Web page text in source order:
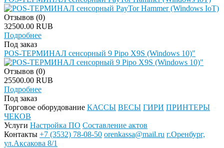
Отзывов (0)
32500.00 RUB
Подробнее
Под заказ
POS-ТЕРМИНАЛ сенсорный 9 Pipo X9S (Windows 10)"
Отзывов (0)
25500.00 RUB
Подробнее
Под заказ
Торговое оборудование КАССЫ ВЕСЫ ГИРИ ПРИНТЕРЫ
ЧЕКОВ
Услуги Настройка ПО Составление актов
Контакты +7 (3532) 78-08-50 orenkassa@mail.ru г.Оренбург,
ул.Аксакова 8/1